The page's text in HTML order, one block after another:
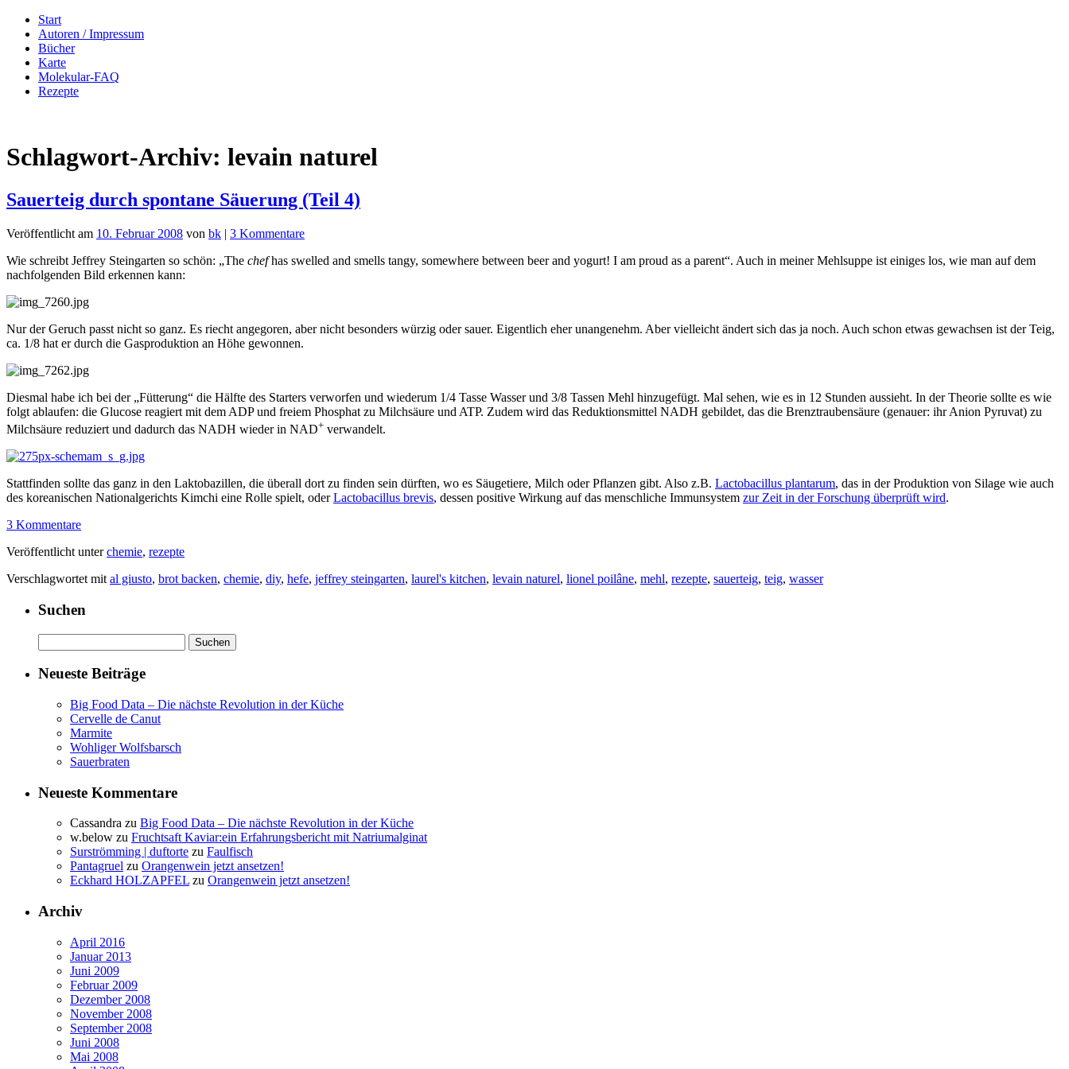
Zum
Inhalt
springen
Start
Autoren / Impressum
Bücher
Karte
Molekular-FAQ
Rezepte
Schlagwort-Archiv: levain naturel
Sauerteig durch spontane Säuerung (Teil 4)
Veröffentlicht am 10. Februar 2008 von bk | 3 Kommentare
Wie schreibt Jeffrey Steingarten so schön: „The chefhas swelled and smells tangy, somewhere between beer and yogurt! I am proud as a parent“. Auch in meiner Mehlsuppe ist einiges los, wie man auf dem
nachfolgenden Bild erkennen kann:
Nur der Geruch passt nicht so ganz. Es riecht angegoren, aber nicht besonders würzig oder sauer. Eigentlich eher unangenehm. Aber vielleicht ändert sich das ja noch. Auch schon etwas gewachsen ist der Teig,
ca. 1/8 hat er durch die Gasproduktion an Höhe gewonnen.
Diesmal habe ich bei der „Fütterung“ die Hälfte des Starters verworfen und wiederum 1/4 Tasse Wasser und 3/8 Tassen Mehl hinzugefügt. Mal sehen, wie es in 12 Stunden aussieht. In der Theorie sollte es wie
folgt ablaufen: die Glucose reagiert mit dem ADP und freiem Phosphat zu Milchsäure und ATP. Zudem wird das Reduktionsmittel NADH gebildet, das die Brenztraubensäure (genauer: ihr Anion Pyruvat) zu
Milchsäure reduziert und dadurch das NADH wieder in NAD+ verwandelt.
Stattfinden sollte das ganz in den Laktobazillen, die überall dort zu finden sein dürften, wo es Säugetiere, Milch oder Pflanzen gibt. Also z.B. Lactobacillus plantarum, das in der Produktion von Silage wie auch
des koreanischen Nationalgerichts Kimchi eine Rolle spielt, oderLactobacillus brevis, dessen positive Wirkung auf das menschliche Immunsystem zur Zeit in der Forschung überprüft wird.
3 Kommentare
Veröffentlicht unter chemie, rezepte
Verschlagwortet mit al giusto, brot backen, chemie, diy, hefe, jeffrey steingarten, laurel's kitchen, levain naturel, lionel poilâne, mehl, rezepte, sauerteig, teig, wasser
Suchen
nach:
Neueste Beiträge
Big Food Data – Die nächste Revolution in der Küche
Cervelle de Canut
Marmite
Wohliger Wolfsbarsch
Sauerbraten
Neueste Kommentare
Cassandra zu Big Food Data – Die nächste Revolution in der Küche
w.below zu Fruchtsaft Kaviar:ein Erfahrungsbericht mit Natriumalginat
Surströmming | duftorte zu Faulfisch
Pantagruel zu Orangenwein jetzt ansetzen!
Eckhard HOLZAPFEL zu Orangenwein jetzt ansetzen!
Archiv
April 2016
Januar 2013
Juni 2009
Februar 2009
Dezember 2008
November 2008
September 2008
Juni 2008
Mai 2008